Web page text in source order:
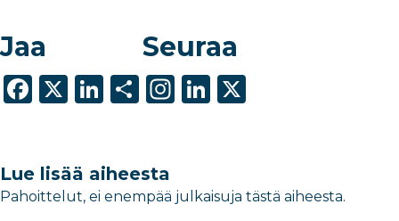
Jaa
F
e
b
X
Li
e
dI
S
e
Seuraa
In
ra
Li
dI
Lue lisää aiheesta
Pahoittelut, ei enempää julkaisuja tästä aiheesta.